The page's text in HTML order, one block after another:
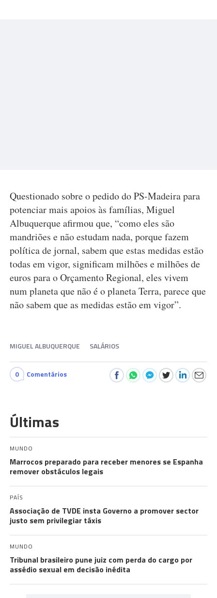
Questionado sobre o pedido do PS-Madeira para
potenciar mais apoios às famílias, Miguel
Albuquerque afirmou que, “como eles são
mandriões e não estudam nada, porque fazem
política de jornal, sabem que estas medidas estão
todas em vigor, significam milhões e milhões de
euros para o Orçamento Regional, eles vivem
num planeta que não é o planeta Terra, parece que
não sabem que as medidas estão em vigor”.
MIGUEL ALBUQUERQUE SALÁRIOS
0 Comentários
Últimas
MUNDO
Marrocos preparado para receber menores se Espanha
remover obstáculos legais
PAÍS
Associação de TVDE insta Governo a promover sector
justo sem privilegiar táxis
MUNDO
Tribunal brasileiro pune juiz com perda do cargo por
assédio sexual em decisão inédita